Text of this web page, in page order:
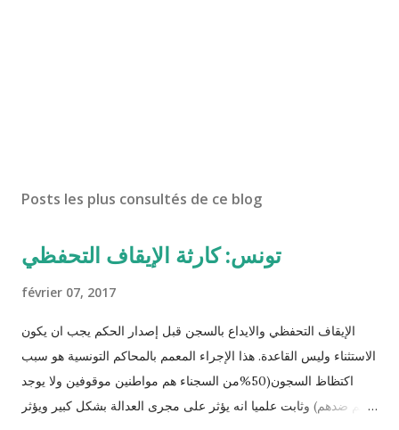
Posts les plus consultés de ce blog
تونس: كارثة الإيقاف التحفظي
février 07, 2017
الإيقاف التحفظي والايداع بالسجن قبل إصدار الحكم يجب ان يكون
الاستثناء وليس القاعدة. هذا الإجراء المعمم بالمحاكم التونسية هو سبب
اكتظاظ السجون(50%من السجناء هم مواطنين موقوفين ولا يوجد
حكم ضدهم) وثابت علميا انه يؤثر على مجرى العدالة بشكل كبير ويؤثر